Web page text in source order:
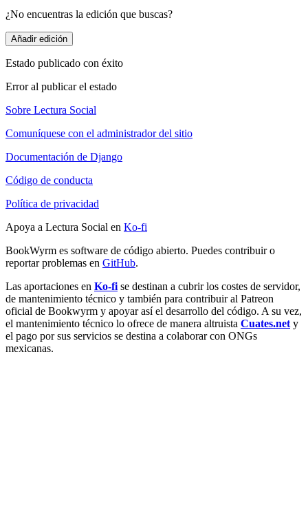
¿No encuentras la edición que buscas?
Añadir edición
Estado publicado con éxito
Error al publicar el estado
Sobre Lectura Social
Comuníquese con el administrador del sitio
Documentación de Django
Código de conducta
Política de privacidad
Apoya a Lectura Social en Ko-fi
BookWyrm es software de código abierto. Puedes contribuir o
reportar problemas en GitHub.
Las aportaciones en Ko-fi se destinan a cubrir los costes de servidor,
de mantenimiento técnico y también para contribuir al Patreon
oficial de Bookwyrm y apoyar así el desarrollo del código. A su vez,
el mantenimiento técnico lo ofrece de manera altruista Cuates.net y
el pago por sus servicios se destina a colaborar con ONGs
mexicanas.